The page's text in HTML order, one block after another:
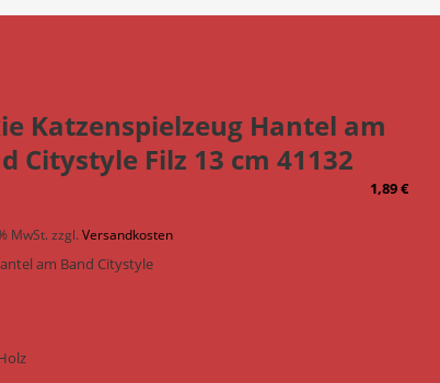
Katzenspielzeug Hantel am
Citystyle Filz 13 cm 41132
1,89€
MwSt. zzgl.Versandkosten
am Band Citystyle